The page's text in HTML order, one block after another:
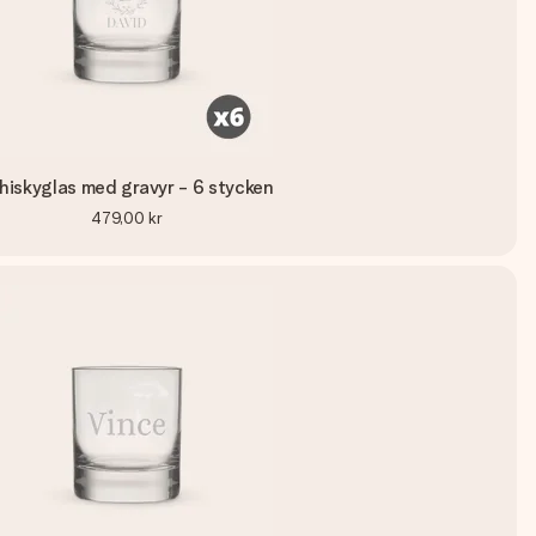
med gravyr - 6 stycken
479,00 kr